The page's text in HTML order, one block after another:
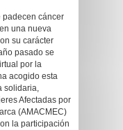
padecen cáncer
una nueva
su carácter
pasado se
por la
acogido esta
solidaria,
Afectadas por
(AMACMEC)
la participación